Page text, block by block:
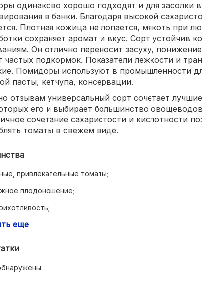
одинаково хорошо подходят и для засолки в
в банки. Благодаря высокой
Плотная кожица не лопается, мякоть при
сохраняет аромат и вкус. Сорт устойчив
Он отлично переносит засуху,
частых подкормок. Показатели лежкости и
Помидоры используют в промышленности
пасты, кетчупа, консервации.
отзывам универсальный сорт сочетает
его и выбирает большинство
сочетание сахаристости и кислотности
томаты в свежем виде.
привлекательные томаты;
плодоношение;
вкус;
еще